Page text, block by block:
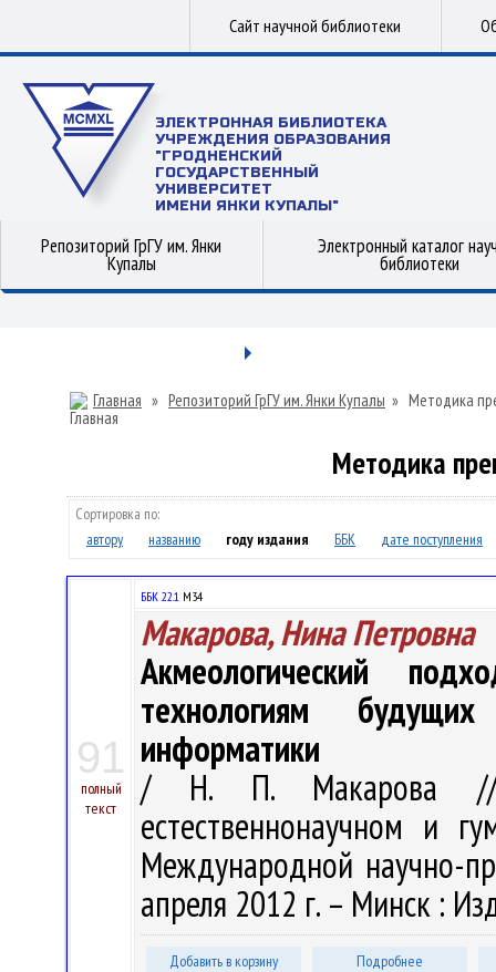
Сайт научной библиотеки
ЭЛЕКТРОННАЯ БИБЛИОТЕКА
УЧРЕЖДЕНИЯ ОБРАЗОВАНИЯ
"ГРОДНЕНСКИЙ
ГОСУДАРСТВЕННЫЙ
УНИВЕРСИТЕТ
ИМЕНИ ЯНКИ КУПАЛЫ"
Репозиторий ГрГУ им. Янки
Купалы
Электронный каталог
библиотеки
Главная » Репозиторий ГрГУ им. Янки Купалы » Методика
Методика
Сортировка по:
автору
названию году издания ББК дате поступления
91
полный
текст
ББК 22.1 М34
Макарова, Нина Петровна
Акмеологический
технологиям
информатики
/ Н. П. Макарова //
естественнонаучном и
Международной научно-
апреля 2012 г. – Минск :
Добавить в корзину Подробнее